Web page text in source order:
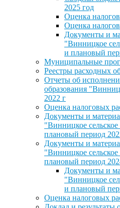
2025 год
Оценка
Оценка
Документы и
"Винницкое
и плановый
Муниципальные
Реестры расходных
Отчеты об
образования
2022 г
Оценка налоговых
Документы и
"Винницкое
плановый период
Документы и
"Винницкое
плановый период
Документы и
"Винницкое
и плановый
Оценка налоговых